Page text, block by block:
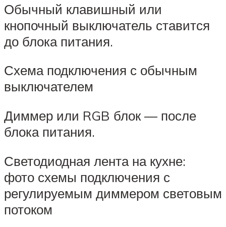
Обычный клавишный или
кнопочный выключатель ставится
до блока питания.
Схема подключения с обычным
выключателем
Диммер или RGB блок — после
блока питания.
Светодиодная лента на кухне:
фото схемы подключения с
регулируемым диммером световым
потоком